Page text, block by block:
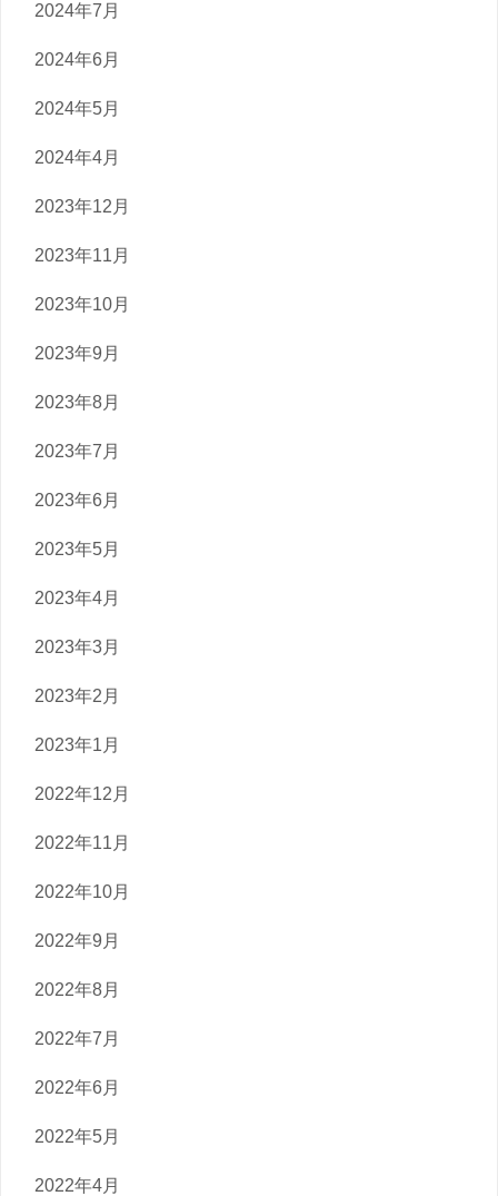
2024年7月
2024年6月
2024年5月
2024年4月
2023年12月
2023年11月
2023年10月
2023年9月
2023年8月
2023年7月
2023年6月
2023年5月
2023年4月
2023年3月
2023年2月
2023年1月
2022年12月
2022年11月
2022年10月
2022年9月
2022年8月
2022年7月
2022年6月
2022年5月
2022年4月